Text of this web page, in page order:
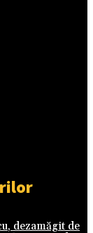
dezamăgit de